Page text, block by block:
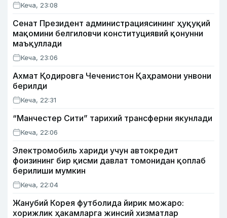
Кеча, 23:08
Сенат Президент администрациясининг ҳуқуқий
мақомини белгиловчи конституциявий қонунни
маъқуллади
Кеча, 23:06
Ахмат Қодировга Чеченистон Қаҳрамони унвони
берилди
Кеча, 22:31
“Манчестер Сити” тарихий трансферни якунлади
Кеча, 22:06
Электромобиль хариди учун автокредит
фоизининг бир қисми давлат томонидан қоплаб
берилиши мумкин
Кеча, 22:04
Жанубий Корея футболида йирик можаро:
хорижлик ҳакамларга жинсий хизматлар